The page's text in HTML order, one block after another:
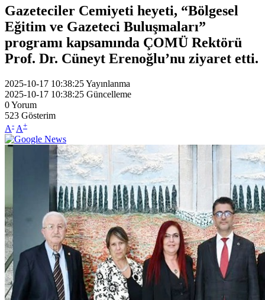
Gazeteciler Cemiyeti heyeti, “Bölgesel
Eğitim ve Gazeteci Buluşmaları”
programı kapsamında ÇOMÜ Rektörü
Prof. Dr. Cüneyt Erenoğlu’nu ziyaret etti.
2025-10-17 10:38:25Yayınlanma
2025-10-17 10:38:25 Güncelleme
0Yorum
523 Gösterim
A- A+